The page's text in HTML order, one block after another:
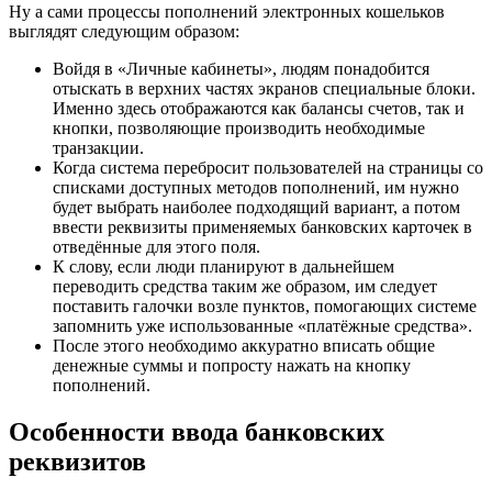
Ну а сами процессы пополнений электронных кошельков
выглядят следующим образом:
Войдя в «Личные кабинеты», людям понадобится
отыскать в верхних частях экранов специальные блоки.
Именно здесь отображаются как балансы счетов, так и
кнопки, позволяющие производить необходимые
транзакции.
Когда система перебросит пользователей на страницы со
списками доступных методов пополнений, им нужно
будет выбрать наиболее подходящий вариант, а потом
ввести реквизиты применяемых банковских карточек в
отведённые для этого поля.
К слову, если люди планируют в дальнейшем
переводить средства таким же образом, им следует
поставить галочки возле пунктов, помогающих системе
запомнить уже использованные «платёжные средства».
После этого необходимо аккуратно вписать общие
денежные суммы и попросту нажать на кнопку
пополнений.
Особенности ввода банковских
реквизитов